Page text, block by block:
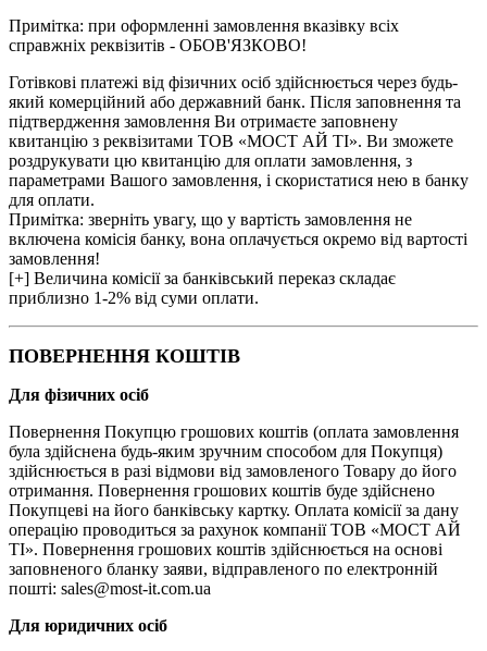
Примітка: при оформленні замовлення вказівку всіх
справжніх реквізитів - ОБОВ'ЯЗКОВО!
Готівкові платежі від фізичних осіб здійснюється через будь-
який комерційний або державний банк. Після заповнення та
підтвердження замовлення Ви отримаєте заповнену
квитанцію з реквізитами ТОВ «МОСТ АЙ ТІ». Ви зможете
роздрукувати цю квитанцію для оплати замовлення, з
параметрами Вашого замовлення, і скористатися нею в банку
для оплати.
Примітка: зверніть увагу, що у вартість замовлення не
включена комісія банку, вона оплачується окремо від вартості
замовлення!
[+] Величина комісії за банківський переказ складає
приблизно 1-2% від суми оплати.
ПОВЕРНЕННЯ КОШТІВ
Для фізичних осіб
Повернення Покупцю грошових коштів (оплата замовлення
була здійснена будь-яким зручним способом для Покупця)
здійснюється в разі відмови від замовленого Товару до його
отримання. Повернення грошових коштів буде здійснено
Покупцеві на його банківську картку. Оплата комісії за дану
операцію проводиться за рахунок компанії ТОВ «МОСТ АЙ
ТІ». Повернення грошових коштів здійснюється на основі
заповненого бланку заяви, відправленого по електронній
пошті: sales@most-it.com.ua
Для юридичних осіб